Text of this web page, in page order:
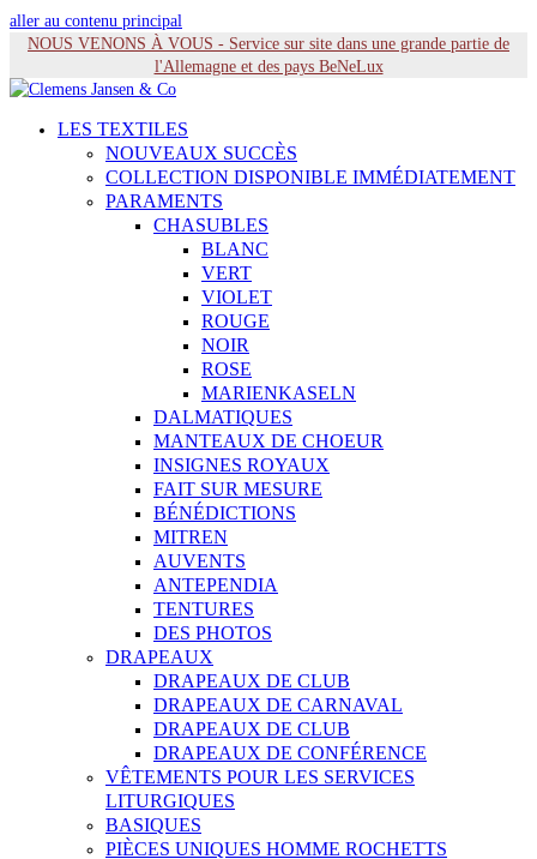
aller au contenu principal
NOUS VENONS À VOUS - Service sur site dans une grande partie de
l'Allemagne et des pays BeNeLux
LES TEXTILES
NOUVEAUX SUCCÈS
COLLECTION DISPONIBLE IMMÉDIATEMENT
PARAMENTS
CHASUBLES
BLANC
VERT
VIOLET
ROUGE
NOIR
ROSE
MARIENKASELN
DALMATIQUES
MANTEAUX DE CHOEUR
INSIGNES ROYAUX
FAIT SUR MESURE
BÉNÉDICTIONS
MITREN
AUVENTS
ANTEPENDIA
TENTURES
DES PHOTOS
DRAPEAUX
DRAPEAUX DE CLUB
DRAPEAUX DE CARNAVAL
DRAPEAUX DE CLUB
DRAPEAUX DE CONFÉRENCE
VÊTEMENTS POUR LES SERVICES
LITURGIQUES
BASIQUES
PIÈCES UNIQUES HOMME ROCHETTS